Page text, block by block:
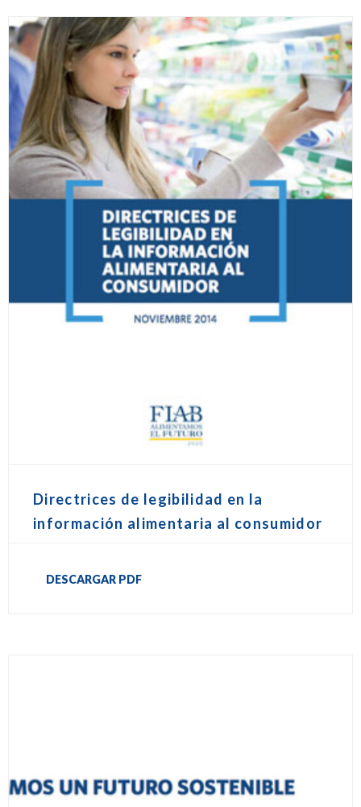
Directrices de legibilidad en la
información alimentaria al consumidor
DESCARGAR PDF